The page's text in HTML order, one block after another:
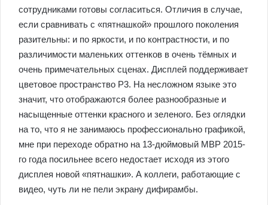
сотрудниками готовы согласиться. Отличия в случае,
если сравнивать с «пятнашкой» прошлого поколения
разительны: и по яркости, и по контрастности, и по
различимости маленьких оттенков в очень тёмных и
очень примечательных сценах. Дисплей поддерживает
цветовое пространство P3. На несложном языке это
значит, что отображаются более разнообразные и
насыщенные оттенки красного и зеленого. Без оглядки
на то, что я не занимаюсь профессионально графикой,
мне при переходе обратно на 13-дюймовый MBP 2015-
го года посильнее всего недостает исходя из этого
дисплея новой «пятнашки». А коллеги, работающие с
видео, чуть ли не пели экрану дифирамбы.